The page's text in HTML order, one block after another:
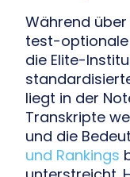
Während über
test-optionale
die Elite-
liegt in der
Transkripte
und die
und Rankings